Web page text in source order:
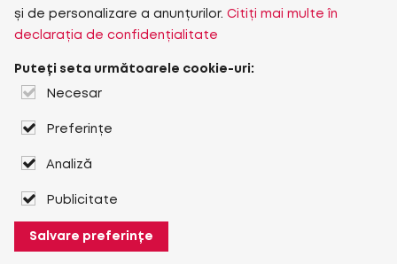
și de personalizare a anunțurilor. Citiți mai multe în
declarația de confidențialitate
Puteți seta următoarele cookie-uri:
Necesar
Preferințe
Analiză
Publicitate
Salvare preferințe